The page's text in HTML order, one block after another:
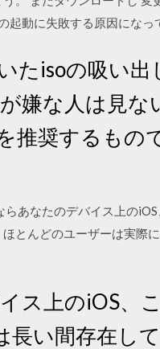
起動に失敗する原因になっ
たisoの吸い出
嫌な人は見な
推奨するもの
なたのデバイス上のiOS
とんどのユーザーは実際
ス上のiOS、
い間存在し